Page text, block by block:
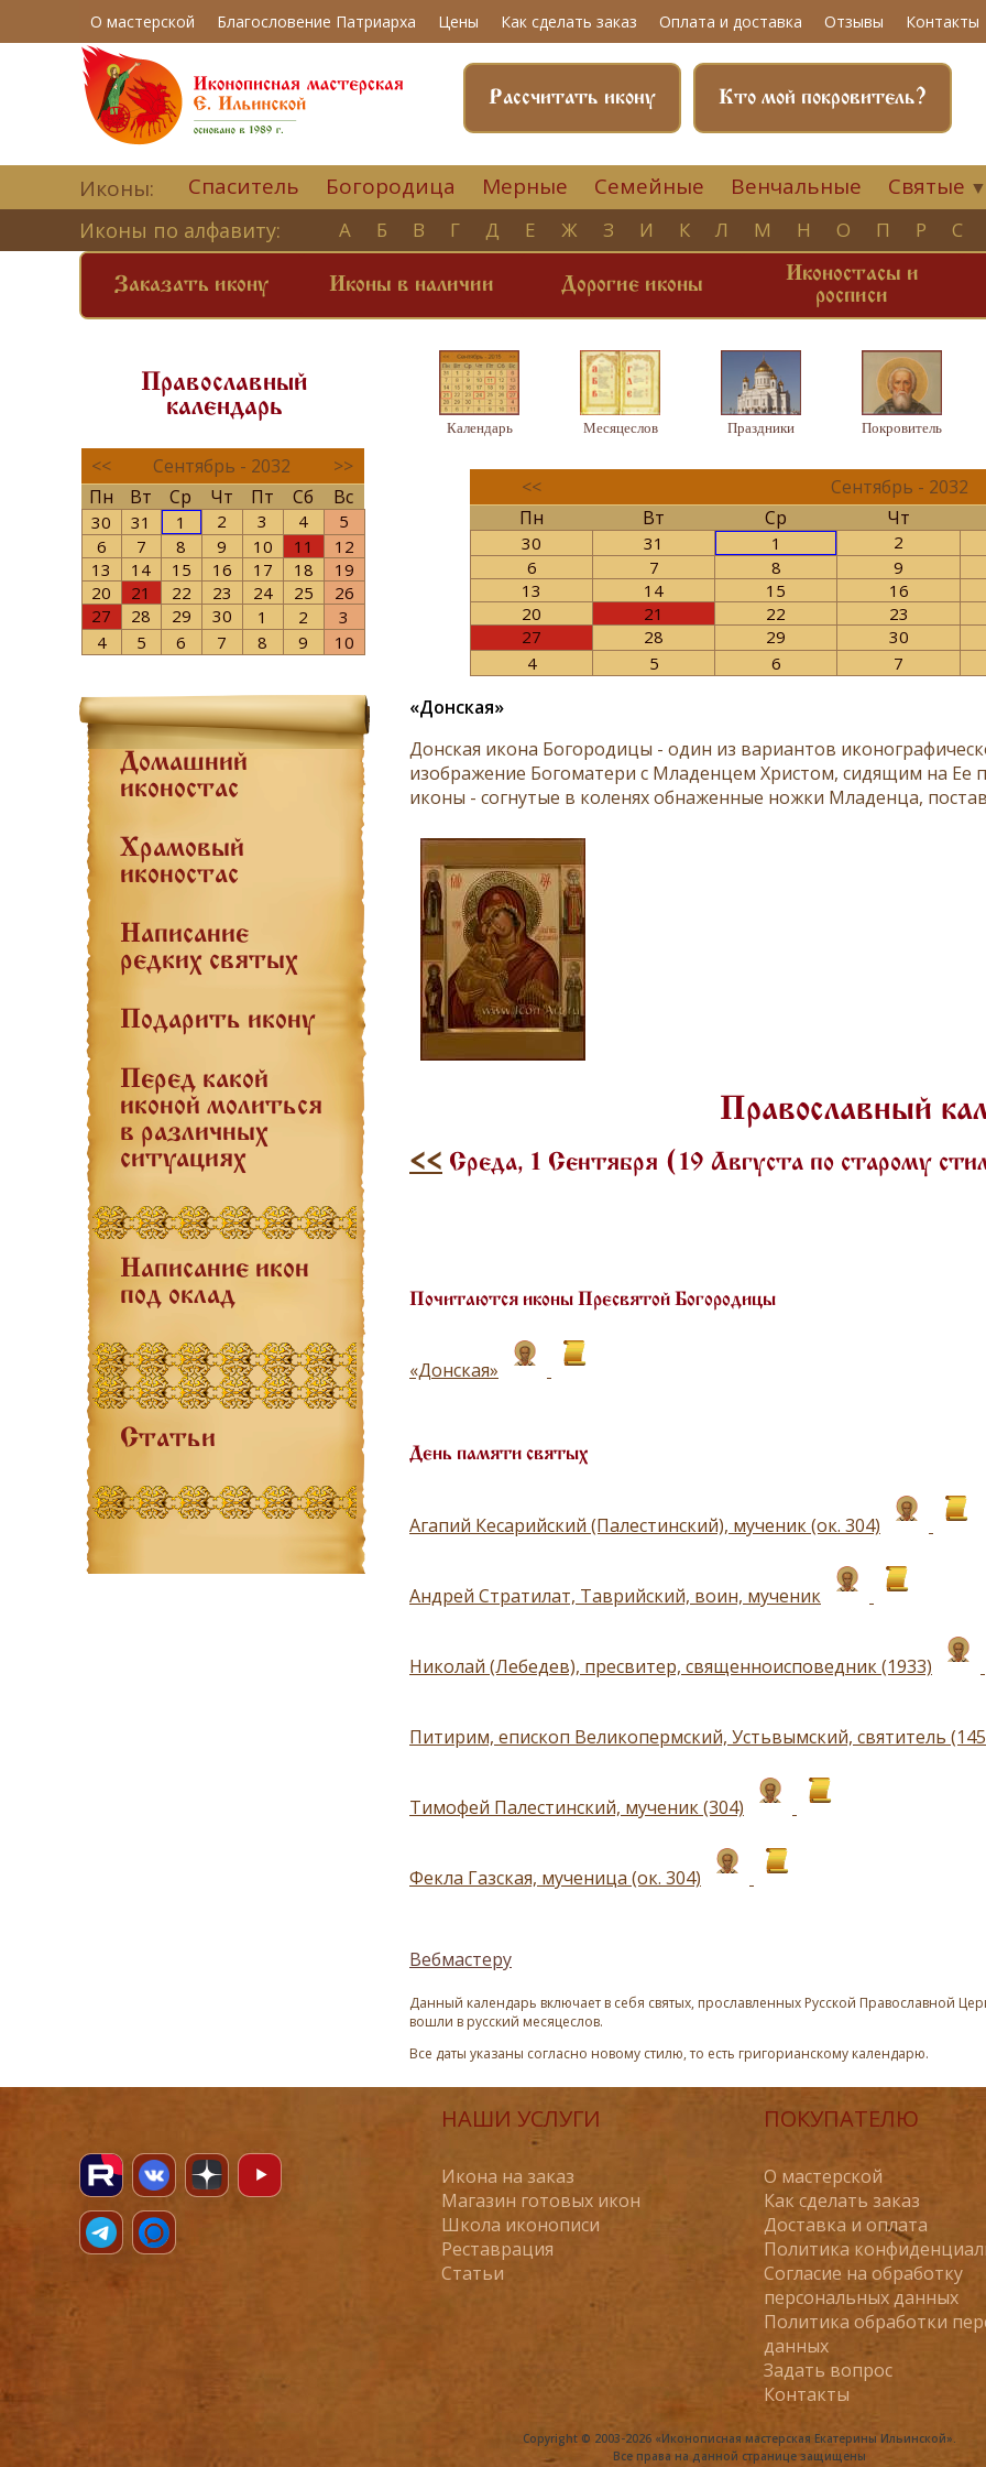
О мастерской Благословение Патриарха Цены Как сделать заказ Оплата и доставка Отзывы Контакты
Кто мой покровитель?
Рассчитать икону
Иконы: Спаситель Богородица Мерные Семейные Венчальные Святые ▼
Иконы по алфавиту: А Б В Г Д Е Ж З И К Л М Н О П Р С
Заказать икону Иконы в наличии Дорогие иконы
Иконостасы и
росписи
Православный
календарь
<< Сентябрь - 2032
>>
Пн
Вт Ср Чт Пт Сб Вс
30 31 1 2 3 4
5
6
7 8 9 10 11
12
13
14 15 16 17 18
19
20
21 22 23 24 25
26
27
28 29 30 1 2
3
4
5 6 7 8 9 10
Домашний
иконостас
Храмовый
иконостас
Написание
редких святых
Подарить икону
Перед какой
иконой молиться
в различных
ситуациях
Написание икон
под оклад
Статьи
Календарь Месяцеслов Праздники Покровитель
<<
Сентябрь - 2032
Пн
Вт Ср Чт
30 31 1
2
6
7 8
9
13
14 15
16
20
21 22
23
27
28 29
30
4
5 6 7
«Донская»
Донская икона Богородицы - один из вариантов
изображение Богоматери с Младенцем Христом, сидящим на Ее
иконы - согнутые в коленях обнаженные ножки Младенца,
Православный
<< Среда, 1 Сентября (19 Августа по старому
Почитаются иконы Пресвятой Богородицы
«Донская»
День памяти святых
Агапий Кесарийский (Палестинский), мученик (ок. 304)
Андрей Стратилат, Таврийский, воин, мученик
Николай (Лебедев), пресвитер, священноисповедник (1933)
Питирим, епископ Великопермский, Устьвымский, святитель
Тимофей Палестинский, мученик (304)
Фекла Газская, мученица (ок. 304)
Вебмастеру
Данный календарь включает в себя святых, прославленных Русской Православной
вошли в русский месяцеслов.
Все даты указаны согласно новому стилю, то есть григорианскому календарю.
НАШИ УСЛУГИ
Икона на заказ
Магазин готовых икон
Школа иконописи
Реставрация
Статьи
ПОКУПАТЕЛЮ
О мастерской
Как сделать заказ
Доставка и оплата
Политика
Согласие на обработку
персональных данных
Политика обработки
данных
Задать вопрос
Контакты
Copyright © 2003-2026 «Иконописная мастерская Екатерины Ильинской».
Все права на данной странице защищены